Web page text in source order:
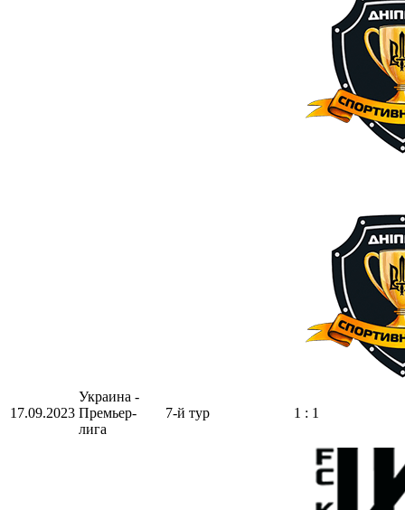
17.09.2023
Украина -
Премьер-
лига
7-й тур 1 : 1